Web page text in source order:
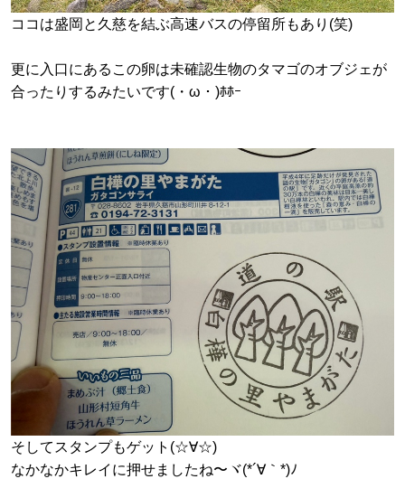
ココは盛岡と久慈を結ぶ高速バスの停留所もあり(笑)
更に入口にあるこの卵は未確認生物のタマゴのオブジェが
合ったりするみたいです(・ω・)ﾎﾎｰ
そしてスタンプもゲット(☆∀☆)
なかなかキレイに押せましたね〜ヾ(*´∀｀*)ﾉ